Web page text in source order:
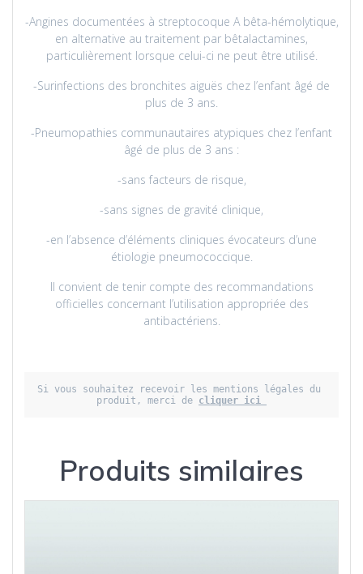
-Angines documentées à streptocoque A bêta-hémolytique,
en alternative au traitement par bêtalactamines,
particulièrement lorsque celui-ci ne peut être utilisé.
-Surinfections des bronchites aiguës chez l’enfant âgé de
plus de 3 ans.
-Pneumopathies communautaires atypiques chez l’enfant
âgé de plus de 3 ans :
-sans facteurs de risque,
-sans signes de gravité clinique,
-en l’absence d’éléments cliniques évocateurs d’une
étiologie pneumococcique.
Il convient de tenir compte des recommandations
officielles concernant l’utilisation appropriée des
antibactériens.
Si vous souhaitez recevoir les mentions légales du
produit, merci de cliquer ici
Produits similaires